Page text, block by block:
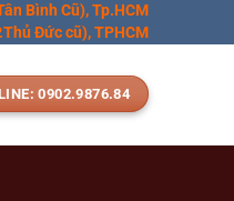
Bình Cũ), Tp.HCM
Đức cũ), TPHCM
0902.9876.84